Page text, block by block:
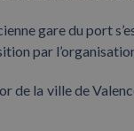
gare du port
par
la ville de